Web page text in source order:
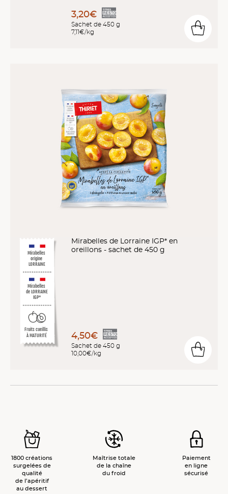
3,20€
Sachet de 450 g
7,11€/kg
Mirabelles
origine
LORRAINE
Mirabelles
de LORRAINE
IGP*
Fruits cueillis
À MATURITÉ
Mirabelles de Lorraine IGP* en
oreillons - sachet de 450 g
4,50€
Sachet de 450 g
10,00€/kg
1800 créations
surgelées de
qualité
de l’apéritif
au dessert
Maîtrise totale
de la chaîne
du froid
Paiement
en ligne
sécurisé